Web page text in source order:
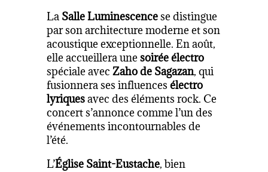
La Salle Luminescencese distingue
par son architecture moderne et son
acoustique exceptionnelle. En août,
elle accueillera unesoirée électro
spéciale avecZaho de Sagazan, qui
fusionnera ses influencesélectro
lyriquesavec des éléments rock. Ce
concert s’annonce comme l’un des
événements incontournables de
l’été.
L’Église Saint-Eustache, bien